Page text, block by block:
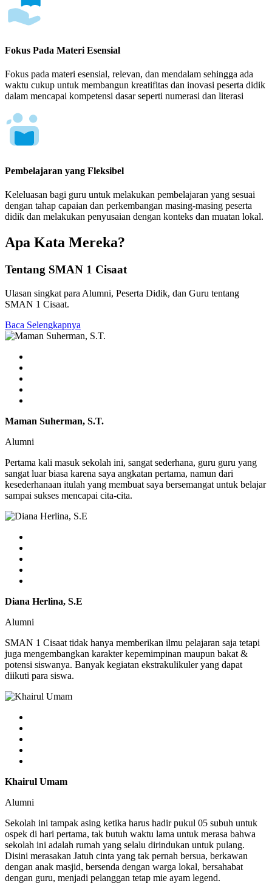
Fokus Pada Materi Esensial
Fokus pada materi esensial, relevan, dan mendalam sehingga ada
waktu cukup untuk membangun kreatifitas dan inovasi peserta didik
dalam mencapai kompetensi dasar seperti numerasi dan literasi
Pembelajaran yang Fleksibel
Keleluasan bagi guru untuk melakukan pembelajaran yang sesuai
dengan tahap capaian dan perkembangan masing-masing peserta
didik dan melakukan penyusaian dengan konteks dan muatan lokal.
Apa Kata Mereka?
Tentang SMAN 1 Cisaat
Ulasan singkat para Alumni, Peserta Didik, dan Guru tentang
SMAN 1 Cisaat.
Baca Selengkapnya
Maman Suherman, S.T.
Alumni
Pertama kali masuk sekolah ini, sangat sederhana, guru guru yang
sangat luar biasa karena saya angkatan pertama, namun dari
kesederhanaan itulah yang membuat saya bersemangat untuk belajar
sampai sukses mencapai cita-cita.
Diana Herlina, S.E
Alumni
SMAN 1 Cisaat tidak hanya memberikan ilmu pelajaran saja tetapi
juga mengembangkan karakter kepemimpinan maupun bakat &
potensi siswanya. Banyak kegiatan ekstrakulikuler yang dapat
diikuti para siswa.
Khairul Umam
Alumni
Sekolah ini tampak asing ketika harus hadir pukul 05 subuh untuk
ospek di hari pertama, tak butuh waktu lama untuk merasa bahwa
sekolah ini adalah rumah yang selalu dirindukan untuk pulang.
Disini merasakan Jatuh cinta yang tak pernah bersua, berkawan
dengan anak masjid, bersenda dengan warga lokal, bersahabat
dengan guru, menjadi pelanggan tetap mie ayam legend.